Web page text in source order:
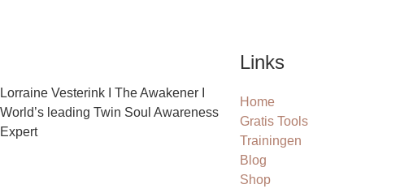
Lorraine Vesterink I The Awakener I
World’s leading Twin Soul Awareness
Expert
Links
Home
Gratis Tools
Trainingen
Blog
Shop